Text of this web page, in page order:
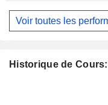
Voir toutes les
Historique de